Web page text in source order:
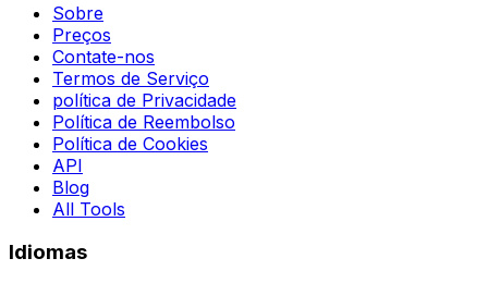
Sobre
Preços
Contate-nos
Termos de Serviço
política de Privacidade
Política de Reembolso
Política de Cookies
API
Blog
All Tools
Idiomas